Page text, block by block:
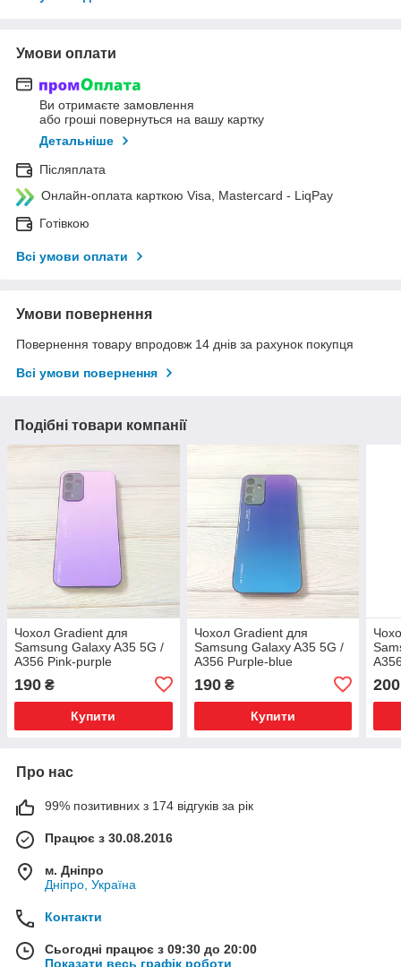
Умови оплати
Ви отримаєте замовлення
або гроші повернуться на вашу картку
Детальніше
Післяплата
Онлайн-оплата карткою Visa, Mastercard - LiqPay
Готівкою
Всі умови оплати
Умови повернення
Повернення товару впродовж 14 днів за рахунок покупця
Всі умови повернення
Подібні товари компанії
Чохол Gradient для
Samsung Galaxy A35 5G /
A356 Pink-purple
190 ₴
Купити
Чохол Gradient для
Samsung Galaxy A35 5G /
A356 Purple-blue
190₴
Купити
200
Про нас
99% позитивних з 174 відгуків за рік
Працює з 30.08.2016
м. Дніпро
Дніпро, Україна
Контакти
Сьогодні працює з 09:30 до 20:00
Показати весь графік роботи